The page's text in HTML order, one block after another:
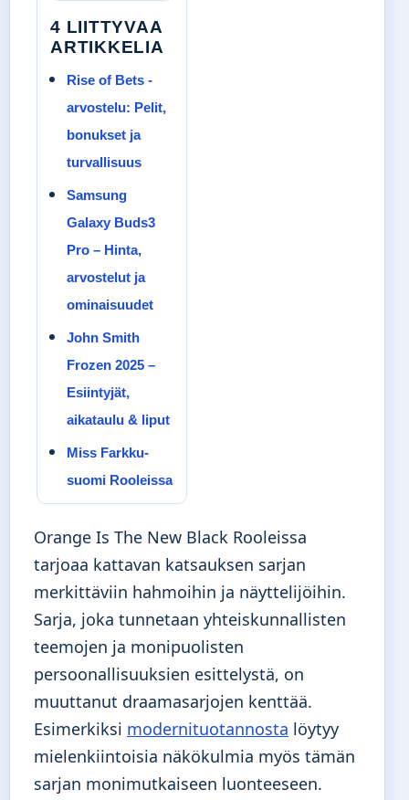
4 LIITTYVAA
ARTIKKELIA
Rise of Bets -
arvostelu: Pelit,
bonukset ja
turvallisuus
Samsung
Galaxy Buds3
Pro – Hinta,
arvostelut ja
ominaisuudet
John Smith
Frozen 2025 –
Esiintyjät,
aikataulu & liput
Miss Farkku-
suomi Rooleissa
Orange Is The New Black Rooleissa
tarjoaa kattavan katsauksen sarjan
merkittäviin hahmoihin ja näyttelijöihin.
Sarja, joka tunnetaan yhteiskunnallisten
teemojen ja monipuolisten
persoonallisuuksien esittelystä, on
muuttanut draamasarjojen kenttää.
Esimerkiksi modernituotannosta löytyy
mielenkiintoisia näkökulmia myös tämän
sarjan monimutkaiseen luonteeseen.